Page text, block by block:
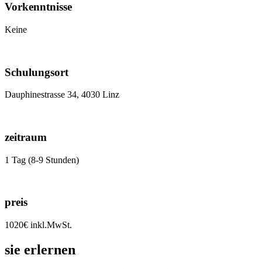
Vorkenntnisse
Keine
Schulungsort
Dauphinestrasse 34, 4030 Linz
zeitraum
1 Tag (8-9 Stunden)
preis
1020€ inkl.MwSt.
sie erlernen